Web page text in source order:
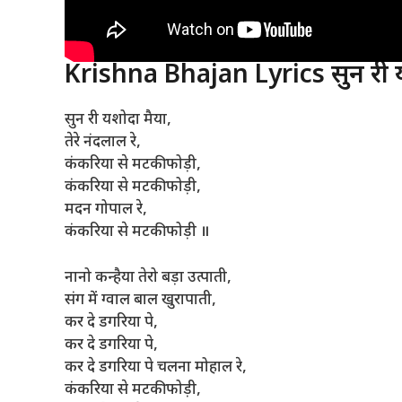
Krishna Bhajan Lyrics सुन री
सुन री यशोदा मैया,
तेरे नंदलाल रे,
कंकरिया से मटकी फोड़ी,
कंकरिया से मटकी फोड़ी,
मदन गोपाल रे,
कंकरिया से मटकी फोड़ी ॥
नानो कन्हैया तेरो बड़ा उत्पाती,
संग में ग्वाल बाल खुरापाती,
कर दे डगरिया पे,
कर दे डगरिया पे,
कर दे डगरिया पे चलना मोहाल रे,
कंकरिया से मटकी फोड़ी,